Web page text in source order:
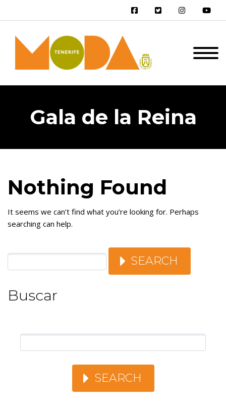
Gala de la Reina
Nothing Found
It seems we can’t find what you’re looking for. Perhaps
searching can help.
SEARCH
Buscar
SEARCH